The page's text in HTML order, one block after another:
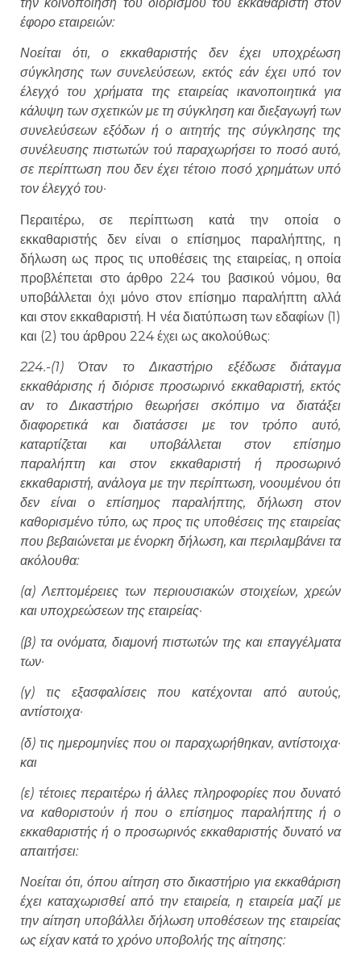
έφορο εταιρειών:
Νοείται ότι, ο εκκαθαριστής δεν έχει υποχρέωση
σύγκλησης των συνελεύσεων, εκτός εάν έχει υπό τον
έλεγχό του χρήματα της εταιρείας ικανοποιητικά για
κάλυψη των σχετικών με τη σύγκληση και διεξαγωγή των
συνελεύσεων εξόδων ή ο αιτητής της σύγκλησης της
συνέλευσης πιστωτών τού παραχωρήσει το ποσό αυτό,
σε περίπτωση που δεν έχει τέτοιο ποσό χρημάτων υπό
τον έλεγχό του·
Περαιτέρω, σε περίπτωση κατά την οποία ο
εκκαθαριστής δεν είναι ο επίσημος παραλήπτης, η
δήλωση ως προς τις υποθέσεις της εταιρείας, η οποία
προβλέπεται στο άρθρο 224 του βασικού νόμου, θα
υποβάλλεται όχι μόνο στον επίσημο παραλήπτη αλλά
και στον εκκαθαριστή. Η νέα διατύπωση των εδαφίων (1)
και (2) του άρθρου 224 έχει ως ακολούθως:
224.-(1) Όταν το Δικαστήριο εξέδωσε διάταγμα
εκκαθάρισης ή διόρισε προσωρινό εκκαθαριστή, εκτός
αν το Δικαστήριο θεωρήσει σκόπιμο να διατάξει
διαφορετικά και διατάσσει με τον τρόπο αυτό,
καταρτίζεται και υποβάλλεται στον επίσημο
παραλήπτη και στον εκκαθαριστή ή προσωρινό
εκκαθαριστή, ανάλογα με την περίπτωση, νοουμένου ότι
δεν είναι ο επίσημος παραλήπτης, δήλωση στον
καθορισμένο τύπο, ως προς τις υποθέσεις της εταιρείας
που βεβαιώνεται με ένορκη δήλωση, και περιλαμβάνει τα
ακόλουθα:
(α) Λεπτομέρειες των περιουσιακών στοιχείων, χρεών
και υποχρεώσεων της εταιρείας·
(β) τα ονόματα, διαμονή πιστωτών της και επαγγέλματα
των·
(γ) τις εξασφαλίσεις που κατέχονται από αυτούς,
αντίστοιχα·
(δ) τις ημερομηνίες που οι παραχωρήθηκαν, αντίστοιχα·
και
(ε) τέτοιες περαιτέρω ή άλλες πληροφορίες που δυνατό
να καθοριστούν ή που ο επίσημος παραλήπτης ή ο
εκκαθαριστής ή ο προσωρινός εκκαθαριστής δυνατό να
απαιτήσει:
Νοείται ότι, όπου αίτηση στο δικαστήριο για εκκαθάριση
έχει καταχωρισθεί από την εταιρεία, η εταιρεία μαζί με
την αίτηση υποβάλλει δήλωση υποθέσεων της εταιρείας
ως είχαν κατά το χρόνο υποβολής της αίτησης: